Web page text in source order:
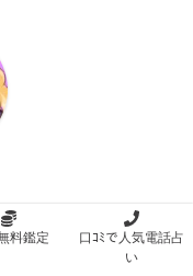
情報発信サイトで
料鑑定
口ｺﾐで人気電話占
い